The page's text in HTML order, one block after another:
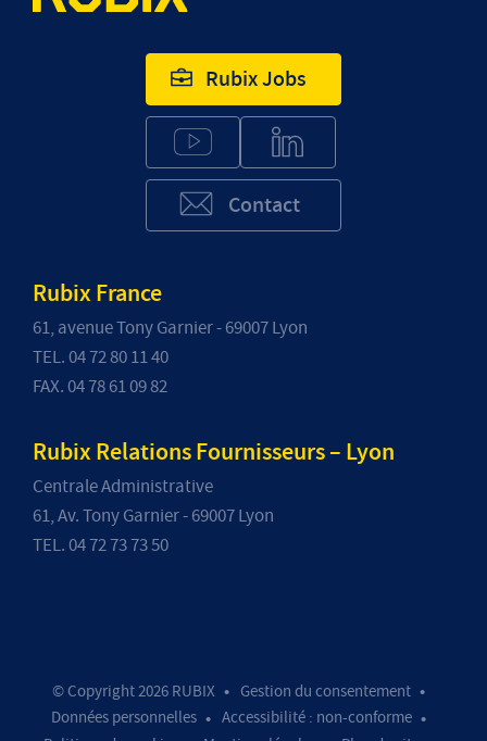
Rubix Jobs
Contact
Rubix France
61, avenue Tony Garnier - 69007 Lyon
TEL. 04 72 80 11 40
FAX. 04 78 61 09 82
Rubix Relations Fournisseurs – Lyon
Centrale Administrative
61, Av. Tony Garnier - 69007 Lyon
TEL. 04 72 73 73 50
© Copyright 2026 RUBIX
Gestion du consentement
Données personnelles
Accessibilité : non-conforme